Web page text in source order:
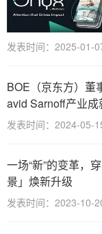
智能
数字化
发表时间：2025-01-
BOE（京东方）董
avid Sarnoff产业成
业高质发展新变革
发表时间：2024-05-
一场“新”的变革，
景」焕新升级
发表时间：2023-10-